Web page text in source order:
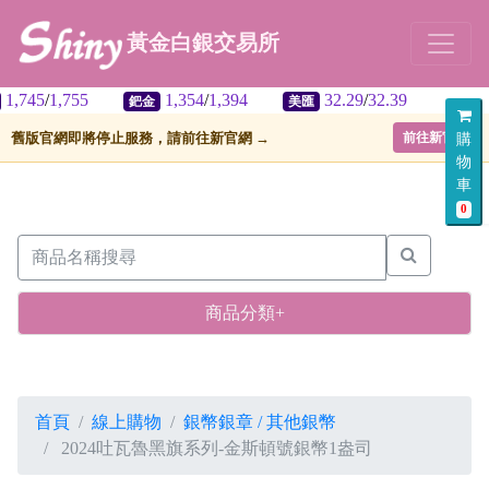
購
物
車
0
黃金白銀交易所
鈀金 1,354/1,394 美匯 32.29/32.39
舊版官網即將停止服務，請前往新官網 → 前往新官網
商品分類+
首頁 線上購物
銀幣銀章 / 其他銀幣
2024吐瓦魯黑旗系列-金斯頓號銀幣1盎司